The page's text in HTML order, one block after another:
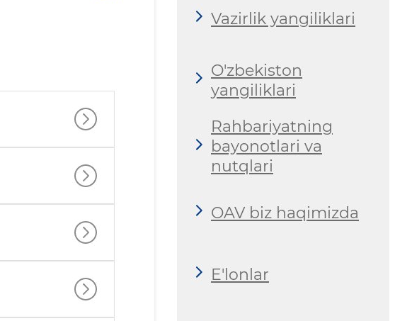
Vazirlik yangiliklari
O'zbekiston
yangiliklari
Rahbariyatning
bayonotlari va
nutqlari
OAV biz haqimizda
E'lonlar